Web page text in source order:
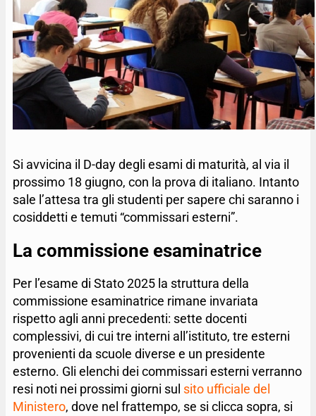
Si avvicina il D-day degli esami di maturità, al via il
prossimo 18 giugno, con la prova di italiano. Intanto
sale l’attesa tra gli studenti per sapere chi saranno i
cosiddetti e temuti “commissari esterni”.
La commissione esaminatrice
Per l’esame di Stato 2025 la struttura della
commissione esaminatrice rimane invariata
rispetto agli anni precedenti: sette docenti
complessivi, di cui tre interni all’istituto, tre esterni
provenienti da scuole diverse e un presidente
esterno. Gli elenchi dei commissari esterni verranno
resi noti nei prossimi giorni sul sito ufficiale del
Ministero, dove nel frattempo, se si clicca sopra, si